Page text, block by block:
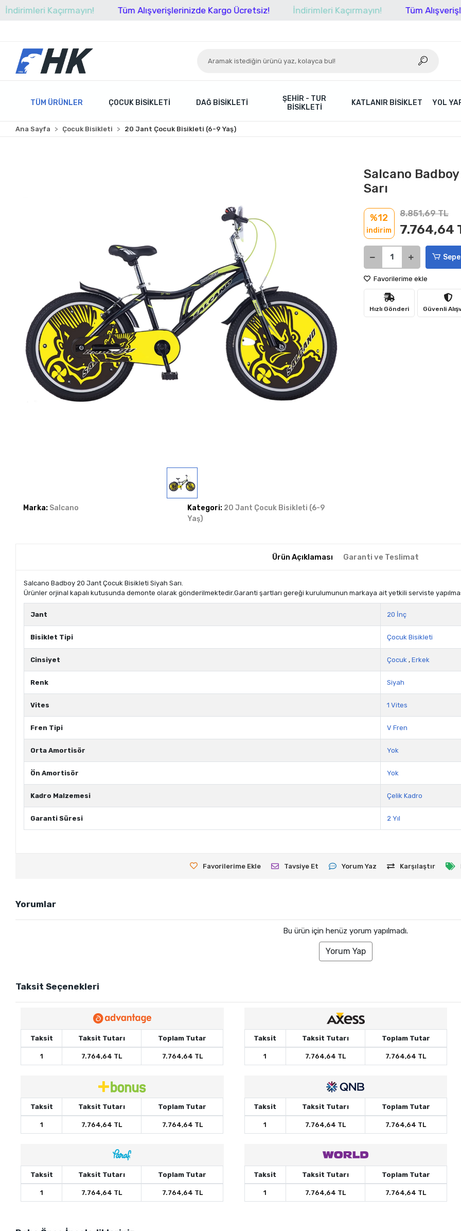
Kaçırmayın! Tüm Alışverişlerinizde Kargo Ücretsiz! İndirimleri Kaçırmayın! Tüm
TÜM ÜRÜNLER ÇOCUK BISIKLETI DAĞ BISIKLETI
ŞEHIR - TUR
BISIKLETI
KATLANIR BISIKLET YOL
Ana Sayfa Çocuk Bisikleti 20 Jant Çocuk Bisikleti (6-9 Yaş)
Marka: Salcano Kategori: 20 Jant Çocuk Bisikleti (6-9
Yaş)
Salcano
Sarı
%12
indirim
8.851,69 TL
7.764,64
Favorilerime ekle
Hızlı Gönderi Güvenli
Ürün Açıklaması Garanti ve Teslimat
Salcano Badboy 20 Jant Çocuk Bisikleti Siyah Sarı.
Ürünler orjinal kapalı kutusunda demonte olarak gönderilmektedir.Garanti şartları gereği kurulumunun markaya ait yetkili serviste
Jant 20 İnç
Bisiklet Tipi Çocuk Bisikleti
Cinsiyet Çocuk ,Erkek
Renk Siyah
Vites 1 Vites
Fren Tipi V Fren
Orta Amortisör Yok
Ön Amortisör Yok
Kadro Malzemesi Çelik Kadro
Garanti Süresi 2 Yıl
Favorilerime Ekle Tavsiye Et Yorum Yaz Karşılaştır
Yorumlar
Bu ürün için henüz yorum yapılmadı.
Yorum Yap
Taksit Seçenekleri
Taksit Taksit Tutarı Toplam Tutar
1 7.764,64 TL 7.764,64 TL
Taksit Taksit Tutarı Toplam Tutar
1 7.764,64 TL 7.764,64 TL
Taksit Taksit Tutarı Toplam Tutar
1 7.764,64 TL 7.764,64 TL
Taksit Taksit Tutarı Toplam Tutar
1 7.764,64 TL 7.764,64 TL
Taksit Taksit Tutarı Toplam Tutar
1 7.764,64 TL 7.764,64 TL
Taksit Taksit Tutarı Toplam Tutar
1 7.764,64 TL 7.764,64 TL